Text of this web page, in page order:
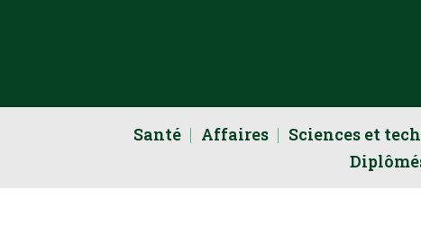
Santé Affaires Sciences et